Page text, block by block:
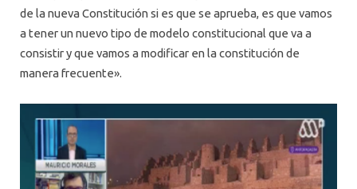
de la nueva Constitución si es que se aprueba, es que vamos
a tener un nuevo tipo de modelo constitucional que va a
consistir y que vamos a modificar en la constitución de
manera frecuente».